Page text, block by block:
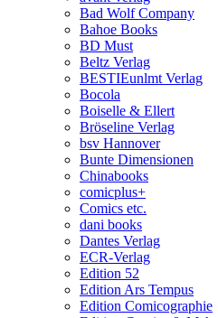
Bad Wolf Company
Bahoe Books
BD Must
Beltz Verlag
BESTIEunlmt Verlag
Bocola
Boiselle & Ellert
Bröseline Verlag
bsv Hannover
Bunte Dimensionen
Chinabooks
comicplus+
Comics etc.
dani books
Dantes Verlag
ECR-Verlag
Edition 52
Edition Ars Tempus
Edition Comicographie